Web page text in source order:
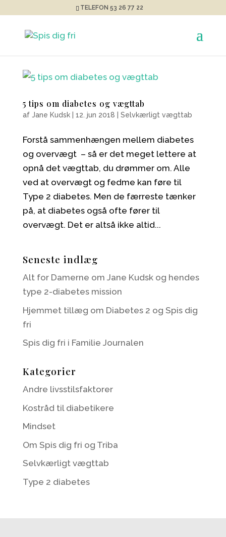
TELEFON 53 26 77 22
5 tips om diabetes og vægttab
af Jane Kudsk| 12. jun 2018 Selvkærligt vægttab
Forstå sammenhængen mellem diabetes
og overvægt – så er det meget lettere at
opnå det vægttab, du drømmer om. Alle
ved at overvægt og fedme kan føre til
Type 2 diabetes. Men de færreste tænker
på, at diabetes også ofte fører til
overvægt. Det er altså ikke altid...
Seneste indlæg
Alt for Damerne om Jane Kudsk og hendes
type 2-diabetes mission
Hjemmet tillæg om Diabetes 2 og Spis dig
fri
Spis dig fri i Familie Journalen
Kategorier
Andre livsstilsfaktorer
Kostråd til diabetikere
Mindset
Om Spis dig fri og Triba
Selvkærligt vægttab
Type 2 diabetes